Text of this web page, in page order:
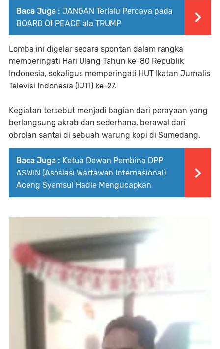
Baca Juga : JANGAN Terlalu Percaya pada
BOARD Of PEACE ala TRUMP
Lomba ini digelar secara spontan dalam rangka
memperingati Hari Ulang Tahun ke-80 Republik
Indonesia, sekaligus memperingati HUT Ikatan Jurnalis
Televisi Indonesia (IJTI) ke-27.
Kegiatan tersebut menjadi bagian dari perayaan yang
berlangsung akrab dan sederhana, berawal dari
obrolan santai di sebuah warung kopi di Sumedang.
Baca Juga : Ketua Dewan Pembina DPP
ASWIN (Asosiasi Wartawan Internasional)
Aceng Syamsul Hadie Mengucapkan